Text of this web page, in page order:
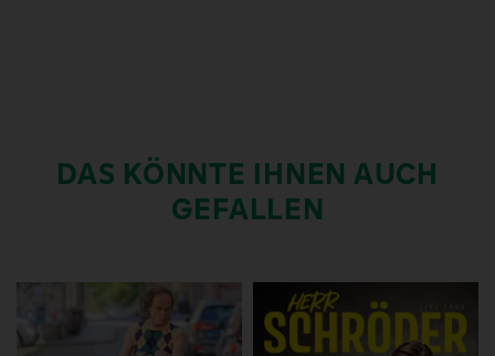
DAS KÖNNTE IHNEN AUCH
GEFALLEN